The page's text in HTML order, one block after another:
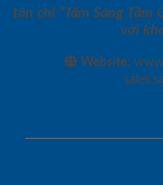
tôn chỉ “Tâm Sáng
với
Website: